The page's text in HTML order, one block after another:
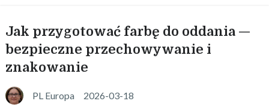
Jak przygotować farbę do oddania —
bezpieczne przechowywanie i
znakowanie
PL Europa 2026-03-18